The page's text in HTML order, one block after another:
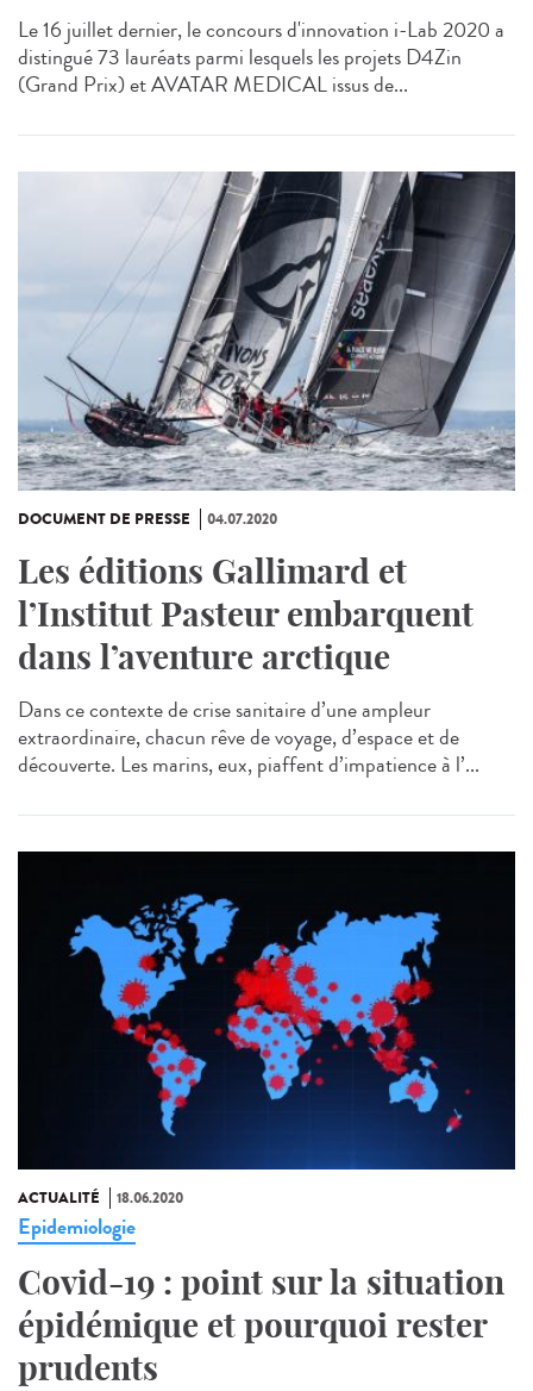
Le 16 juillet dernier, le concours d'innovation i-Lab 2020 a
distingué 73 lauréats parmi lesquels les projets D4Zin
(Grand Prix) et AVATAR MEDICAL issus de...
DOCUMENT DE PRESSE 04.07.2020
Les éditions Gallimard et
l’Institut Pasteur embarquent
dans l’aventure arctique
Dans ce contexte de crise sanitaire d’une ampleur
extraordinaire, chacun rêve de voyage, d’espace et de
découverte. Les marins, eux, piaffent d’impatience à l’...
ACTUALITÉ 18.06.2020
Epidemiologie
Covid-19 : point sur la situation
épidémique et pourquoi rester
prudents